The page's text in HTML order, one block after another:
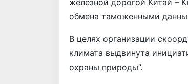
железной дорогой Китай –
обмена таможенными
В целях организации
климата выдвинута
охраны природы”.